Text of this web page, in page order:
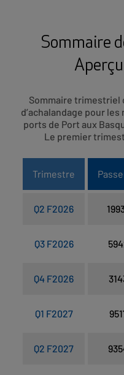
Sommaire
Sommaire trimestriel
d’achalandage pour
ports de Port aux
Le premier
Trimestre
Q2 F2026
Q3 F2026
Q4 F2026
Q1 F2027
Q2 F2027